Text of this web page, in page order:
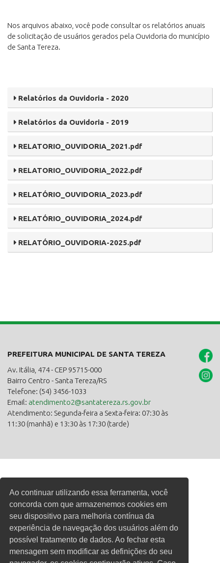
Ao continuar utilizando essa ferramenta, você
concorda com que armazenemos cookies em
seu dispositivo para melhoria contínua da
experiência de navegação dos usuários além do
possível tratamento de dados. Ao fechar esta
mensagem sem modificar as definições do seu
Nos arquivos abaixo, você pode consultar os relatórios anuais
de solicitação de usuários gerados pela Ouvidoria do município
de Santa Tereza.
Relatórios da Ouvidoria - 2020
Relatórios da Ouvidoria - 2019
RELATORIO_OUVIDORIA_2021.pdf
RELATORIO_OUVIDORIA_2022.pdf
RELATÓRIO_OUVIDORIA_2023.pdf
RELATÓRIO_OUVIDORIA_2024.pdf
RELATÓRIO_OUVIDORIA-2025.pdf
PREFEITURA MUNICIPAL DE SANTA TEREZA
Av. Itália, 474 - CEP 95715-000
Bairro Centro - Santa Tereza/RS
Telefone: (54) 3456-1033
Email: atendimento2@santatereza.rs.gov.br
Atendimento: Segunda-feira a Sexta-feira: 07:30 às
11:30 (manhã) e 13:30 às 17:30 (tarde)